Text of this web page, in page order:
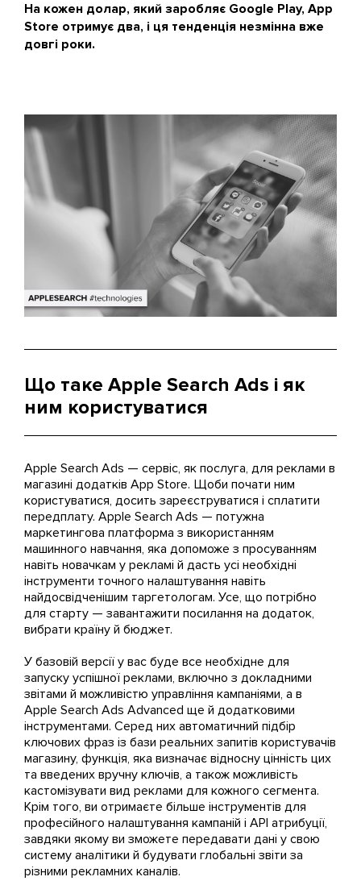
На кожен долар, який заробляє Google Play, App
Store отримує два, і ця тенденція незмінна вже
довгі роки.
Що таке Apple Search Ads і як
ним користуватися
Apple Search Ads — сервіс, як послуга, для реклами в
магазині додатків App Store. Щоби почати ним
користуватися, досить зареєструватися і сплатити
передплату. Apple Search Ads — потужна
маркетингова платформа з використанням
машинного навчання, яка допоможе з просуванням
навіть новачкам у рекламі й дасть усі необхідні
інструменти точного налаштування навіть
найдосвідченішим таргетологам. Усе, що потрібно
для старту — завантажити посилання на додаток,
вибрати країну й бюджет.
У базовій версії у вас буде все необхідне для
запуску успішної реклами, включно з докладними
звітами й можливістю управління кампаніями, а в
Apple Search Ads Advanced ще й додатковими
інструментами. Серед них автоматичний підбір
ключових фраз із бази реальних запитів користувачів
магазину, функція, яка визначає відносну цінність цих
та введених вручну ключів, а також можливість
кастомізувати вид реклами для кожного сегмента.
Крім того, ви отримаєте більше інструментів для
професійного налаштування кампаній і API атрибуції,
завдяки якому ви зможете передавати дані у свою
систему аналітики й будувати глобальні звіти за
різними рекламних каналів.